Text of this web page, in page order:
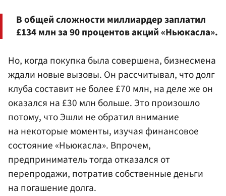
В общей сложности миллиардер заплатил
£134 млн за 90 процентов акций «Ньюкасла».
Но, когда покупка была совершена, бизнесмена
ждали новые вызовы. Он рассчитывал, что долг
клуба составит не более £70 млн, на деле же он
оказался на £30 млн больше. Это произошло
потому, что Эшли не обратил внимание
на некоторые моменты, изучая финансовое
состояние «Ньюкасла». Впрочем,
предприниматель тогда отказался от
перепродажи, потратив собственные деньги
на погашение долга.